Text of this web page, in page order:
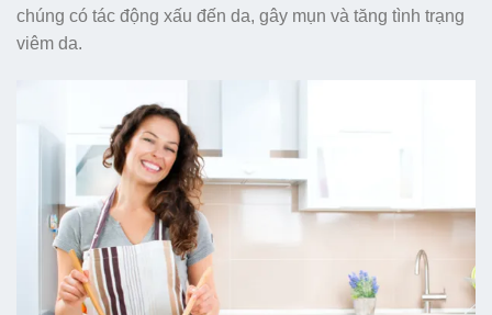
chúng có tác động xấu đến da, gây mụn và tăng tình trạng
viêm da.